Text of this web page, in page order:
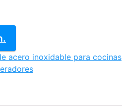
acero inoxidable para cocinas